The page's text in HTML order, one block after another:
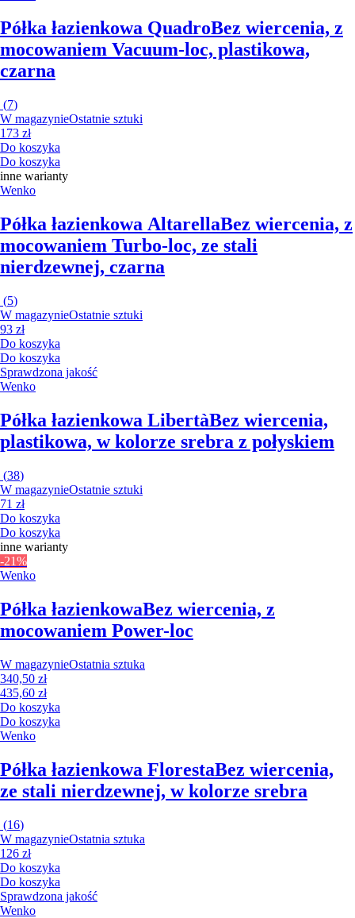
Półka łazienkowa QuadroBez wiercenia, z
mocowaniem Vacuum-loc, plastikowa,
czarna
(7)
W magazynieOstatnie sztuki
173 zł
Do koszyka
Do koszyka
inne warianty
Wenko
Półka łazienkowa AltarellaBez wiercenia, z
mocowaniem Turbo-loc, ze stali
nierdzewnej, czarna
(5)
W magazynieOstatnie sztuki
93 zł
Do koszyka
Do koszyka
Sprawdzona jakość
Wenko
Półka łazienkowa LibertàBez wiercenia,
plastikowa, w kolorze srebra z połyskiem
(38)
W magazynieOstatnie sztuki
71 zł
Do koszyka
Do koszyka
inne warianty
-21%
Wenko
Półka łazienkowaBez wiercenia, z
mocowaniem Power-loc
W magazynieOstatnia sztuka
340,50 zł
435,60 zł
Do koszyka
Do koszyka
Wenko
Półka łazienkowa FlorestaBez wiercenia,
ze stali nierdzewnej, w kolorze srebra
(16)
W magazynieOstatnia sztuka
126 zł
Do koszyka
Do koszyka
Sprawdzona jakość
Wenko